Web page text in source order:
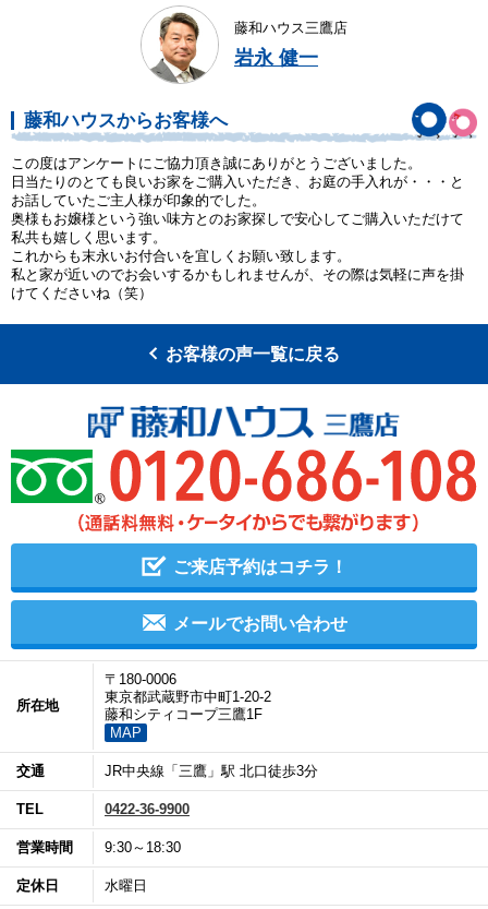
藤和ハウス三鷹店
岩永 健一
藤和ハウスからお客様へ
この度はアンケートにご協力頂き誠にありがとうございました。
日当たりのとても良いお家をご購入いただき、お庭の手入れが・・・と
お話していたご主人様が印象的でした。
奥様もお嬢様という強い味方とのお家探しで安心してご購入いただけて
私共も嬉しく思います。
これからも末永いお付合いを宜しくお願い致します。
私と家が近いのでお会いするかもしれませんが、その際は気軽に声を掛
けてくださいね（笑）
お客様の声一覧に戻る
ご来店予約はコチラ！
メールでお問い合わせ
所在地
〒180-0006
東京都武蔵野市中町1-20-2
藤和シティコープ三鷹1F
MAP
交通 JR中央線「三鷹」駅 北口徒歩3分
TEL 0422-36-9900
営業時間 9:30～18:30
定休日 水曜日